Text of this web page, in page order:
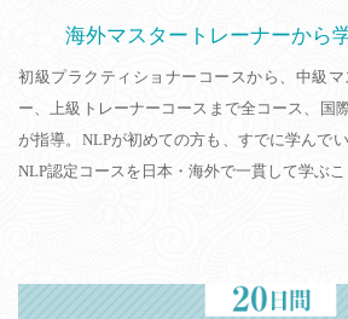
海外マスタートレーナーから
初級プラクティショナーコースから、中級
ー、上級トレーナーコースまで全コース、国
が指導。NLPが初めての方も、すでに学んで
NLP認定コースを日本・海外で一貫して学ぶこ